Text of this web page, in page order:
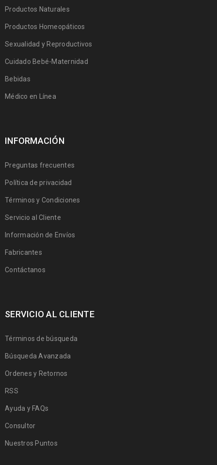
Productos Naturales
Productos Homeopáticos
Sexualidad y Reproductivos
Cuidado Bebé-Maternidad
Bebidas
Médico en Línea
INFORMACIÓN
Preguntas frecuentes
Política de privacidad
Términos y Condiciones
Servicio al Cliente
Información de Envíos
Fabricantes
Contáctanos
SERVICIO AL CLIENTE
Términos de búsqueda
Búsqueda Avanzada
Ordenes y Retornos
RSS
Ayuda y FAQs
Consultor
Nuestros Puntos